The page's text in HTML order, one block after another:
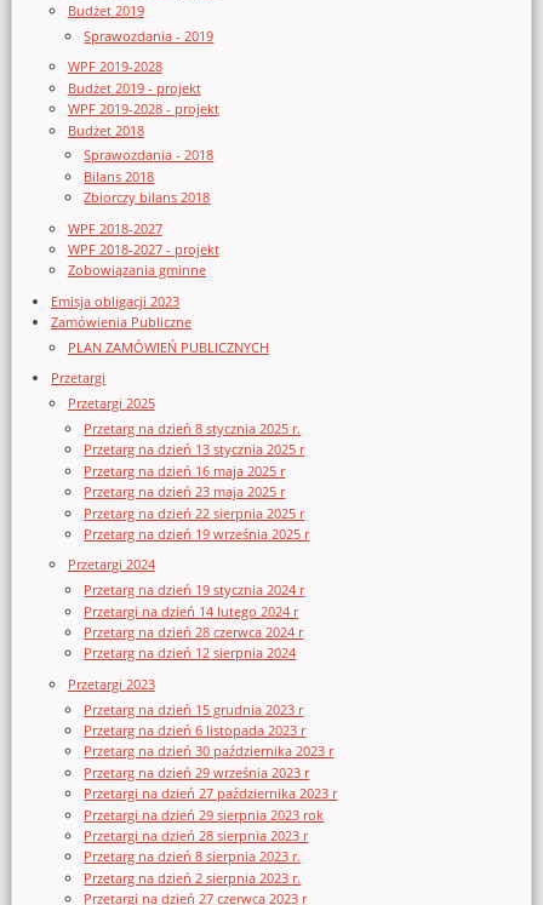
Budżet 2019
Sprawozdania - 2019
WPF 2019-2028
Budżet 2019 - projekt
WPF 2019-2028 - projekt
Budżet 2018
Sprawozdania - 2018
Bilans 2018
Zbiorczy bilans 2018
WPF 2018-2027
WPF 2018-2027 - projekt
Zobowiązania gminne
Emisja obligacji 2023
Zamówienia Publiczne
PLAN ZAMÓWIEŃ PUBLICZNYCH
Przetargi
Przetargi 2025
Przetarg na dzień 8 stycznia 2025 r.
Przetarg na dzień 13 stycznia 2025 r
Przetarg na dzień 16 maja 2025 r
Przetarg na dzień 23 maja 2025 r
Przetarg na dzień 22 sierpnia 2025 r
Przetarg na dzień 19 września 2025 r
Przetargi 2024
Przetarg na dzień 19 stycznia 2024 r
Przetargi na dzień 14 lutego 2024 r
Przetarg na dzień 28 czerwca 2024 r
Przetarg na dzień 12 sierpnia 2024
Przetargi 2023
Przetarg na dzień 15 grudnia 2023 r
Przetarg na dzień 6 listopada 2023 r
Przetarg na dzień 30 października 2023 r
Przetarg na dzień 29 września 2023 r
Przetargi na dzień 27 października 2023 r
Przetargi na dzień 29 sierpnia 2023 rok
Przetargi na dzień 28 sierpnia 2023 r
Przetarg na dzień 8 sierpnia 2023 r.
Przetarg na dzień 2 sierpnia 2023 r.
Przetargi na dzień 27 czerwca 2023 r